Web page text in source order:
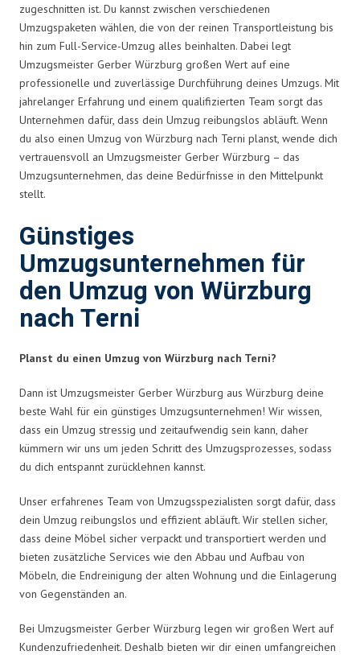
zugeschnitten ist. Du kannst zwischen verschiedenen
Umzugspaketen wählen, die von der reinen Transportleistung bis
hin zum Full-Service-Umzug alles beinhalten. Dabei legt
Umzugsmeister Gerber Würzburg großen Wert auf eine
professionelle und zuverlässige Durchführung deines Umzugs. Mit
jahrelanger Erfahrung und einem qualifizierten Team sorgt das
Unternehmen dafür, dass dein Umzug reibungslos abläuft. Wenn
du also einen Umzug von Würzburg nach Terni planst, wende dich
vertrauensvoll an Umzugsmeister Gerber Würzburg – das
Umzugsunternehmen, das deine Bedürfnisse in den Mittelpunkt
stellt.
Günstiges
Umzugsunternehmen für
den Umzug von Würzburg
nach Terni
Planst du einen Umzug von Würzburg nach Terni?
Dann ist Umzugsmeister Gerber Würzburg aus Würzburg deine
beste Wahl für ein günstiges Umzugsunternehmen! Wir wissen,
dass ein Umzug stressig und zeitaufwendig sein kann, daher
kümmern wir uns um jeden Schritt des Umzugsprozesses, sodass
du dich entspannt zurücklehnen kannst.
Unser erfahrenes Team von Umzugsspezialisten sorgt dafür, dass
dein Umzug reibungslos und effizient abläuft. Wir stellen sicher,
dass deine Möbel sicher verpackt und transportiert werden und
bieten zusätzliche Services wie den Abbau und Aufbau von
Möbeln, die Endreinigung der alten Wohnung und die Einlagerung
von Gegenständen an.
Bei Umzugsmeister Gerber Würzburg legen wir großen Wert auf
Kundenzufriedenheit. Deshalb bieten wir dir einen umfangreichen